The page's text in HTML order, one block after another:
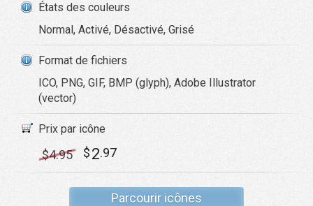
États des couleurs
Normal, Activé, Désactivé, Grisé
Format de fichiers
ICO, PNG, GIF, BMP (glyph), Adobe Illustrator
(vector)
Prix par icône
$4.95 $2.97
Parcourir icônes